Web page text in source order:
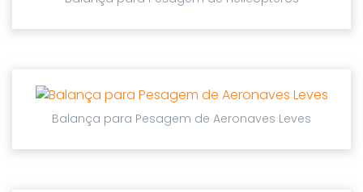
Balança para Pesagem de Aeronaves Leves